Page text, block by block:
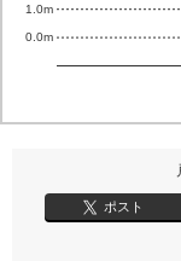
0.0m
1.0m
ポスト